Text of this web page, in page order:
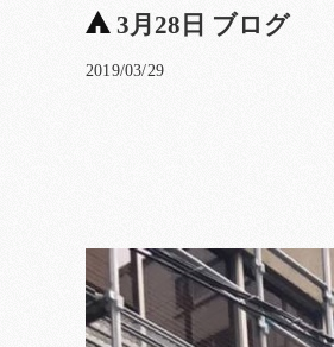
3月28日 ブログ
2019/03/29